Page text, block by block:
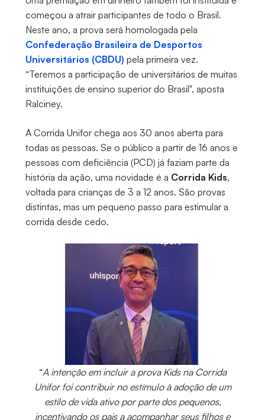
começou a atrair participantes de todo o Brasil.
Neste ano, a prova será homologada pela
Confederação Brasileira de Desportos
Universitários (CBDU) pela primeira vez.
“Teremos a participação de universitários de muitas
instituições de ensino superior do Brasil", aposta
Ralciney.
A Corrida Unifor chega aos 30 anos aberta para
todas as pessoas. Se o público a partir de 16 anos e
pessoas com deficiência (PCD) já faziam parte da
história da ação, uma novidade é a Corrida Kids,
voltada para crianças de 3 a 12 anos. São provas
distintas, mas um pequeno passo para estimular a
corrida desde cedo.
“A intenção em incluir a prova Kids na Corrida
Unifor foi contribuir no estímulo à adoção de um
estilo de vida ativo por parte dos pequenos,
incentivando os pais a acompanhar seus filhos e